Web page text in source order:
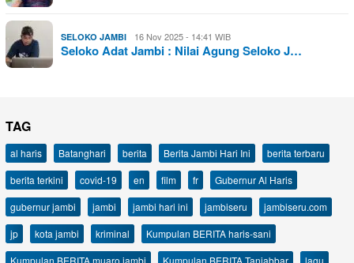
SELOKO JAMBI 16 Nov 2025 - 14:41 WIB
Seloko Adat Jambi : Nilai Agung Seloko J…
TAG
al haris Batanghari berita Berita Jambi Hari Ini
berita terbaru
berita terkini
covid-19 en film fr
Gubernur Al Haris
gubernur jambi
jambi jambi hari ini jambiseru
jambiseru.com
jp
kota jambi kriminal
Kumpulan BERITA haris-sani